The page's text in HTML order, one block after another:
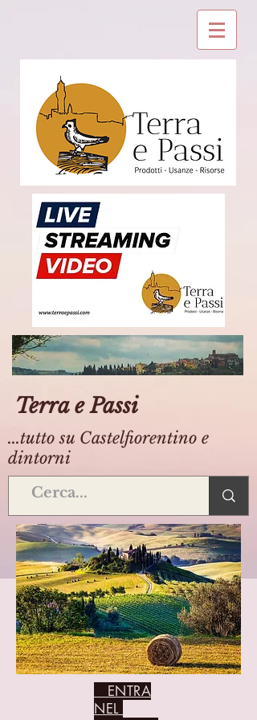
Terra e Passi
...tutto su Castelfiorentino e
dintorni
ENTRA
NEL